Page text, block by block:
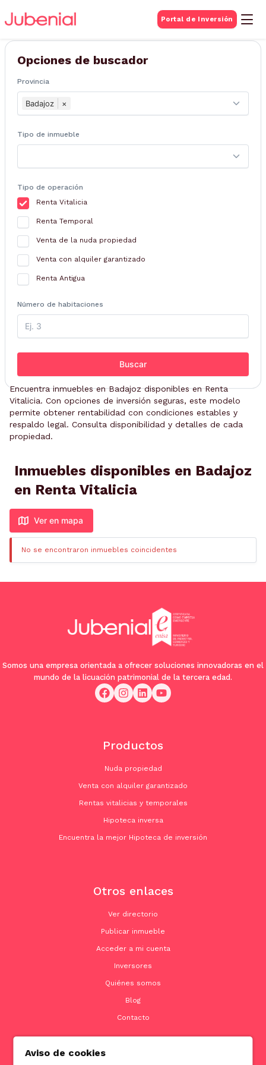
Portal de Inversión
BUSQUEDA DE
Inmuebles
Opciones de buscador
Provincia
Badajoz ×
Tipo de inmueble
Tipo de operación
Renta Vitalicia
Renta Temporal
Venta de la nuda propiedad
Venta con alquiler garantizado
Renta Antigua
Número de habitaciones
Buscar
Encuentra inmuebles en Badajoz disponibles en Renta
Vitalicia. Con opciones de inversión seguras, este modelo
permite obtener rentabilidad con condiciones estables y
respaldo legal. Consulta disponibilidad y detalles de cada
propiedad.
Inmuebles disponibles en Badajoz
en Renta Vitalicia
Ver en mapa
No se encontraron inmuebles coincidentes
Somos una empresa orientada a ofrecer soluciones innovadoras en el
mundo de la licuación patrimonial de la tercera edad.
Productos
Nuda propiedad
Venta con alquiler garantizado
Rentas vitalicias y temporales
Hipoteca inversa
Encuentra la mejor Hipoteca de inversión
Otros enlaces
Ver directorio
Publicar inmueble
Acceder a mi cuenta
Inversores
Quiénes somos
Blog
Contacto
Aviso de cookies